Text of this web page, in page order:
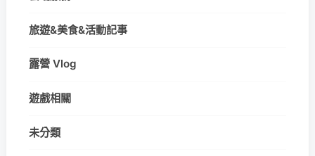
旅遊&美食&活動記事
露營 Vlog
遊戲相關
未分類